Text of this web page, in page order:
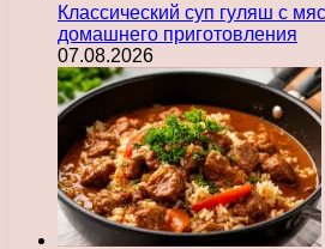
Классический суп гуляш с
домашнего приготовления
07.08.2026